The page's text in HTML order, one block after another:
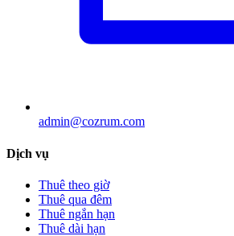
admin@cozrum.com
Dịch vụ
Thuê theo giờ
Thuê qua đêm
Thuê ngắn hạn
Thuê dài hạn